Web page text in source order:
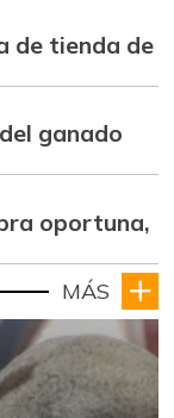
de tienda de
ganado
oportuna,
MÁS